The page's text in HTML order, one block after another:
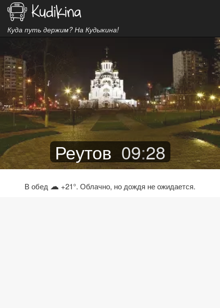
Куда путь держим? На Кудыкина!
Реутов 09:28
В обед ☁ +21°. Облачно, но дождя не ожидается.